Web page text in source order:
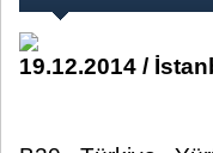
19.12.2014 /